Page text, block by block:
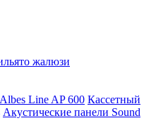
жалюзи
Line AP 600 Кассетный
Акустические панели Sound